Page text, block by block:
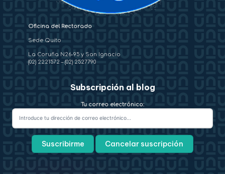
Oficina del Rectorado
Sede Quito
La Coruña N26-95 y San Ignacio
(02) 2221572 –(02) 2527790
Subscripción al blog
Tu correo electrónico: